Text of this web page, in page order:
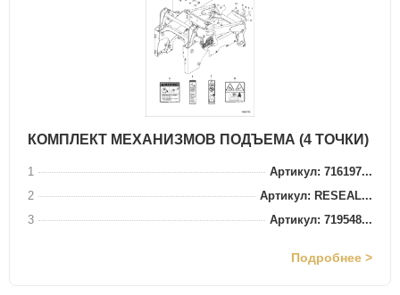
КОМПЛЕКТ МЕХАНИЗМОВ ПОДЪЕМА (4 ТОЧКИ)
1
Артикул: 716197...
2
Артикул: RESEAL...
3
Артикул: 719548...
Подробнее >